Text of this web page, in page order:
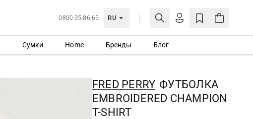
0800 35 86 65 RU
ЛИЧНЫЙ КАБИНЕТ
Еще не зарегистрированы?
СОЗДАТЬ УЧЕТНУЮ ЗАПИСЬ
Сумки Home Бренды Блог
FRED PERRY ФУТБОЛКА
EMBROIDERED CHAMPION
T-SHIRT